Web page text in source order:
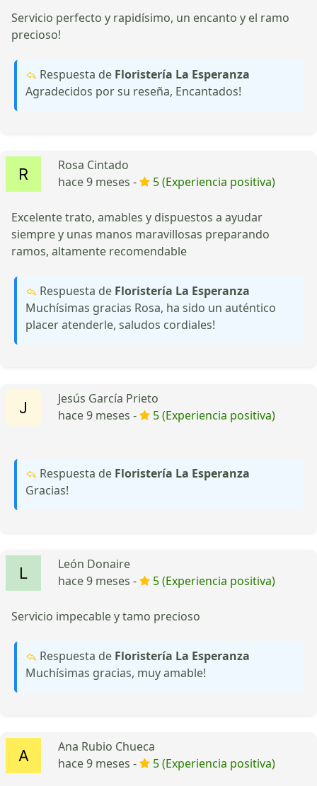
Servicio perfecto y rapidísimo, un encanto y el ramo
precioso!
Respuesta de Floristería La Esperanza
Agradecidos por su reseña, Encantados!
Rosa Cintado
hace 9 meses -
5 (Experiencia positiva)
Excelente trato, amables y dispuestos a ayudar
siempre y unas manos maravillosas preparando
ramos, altamente recomendable
Respuesta de Floristería La Esperanza
Muchísimas gracias Rosa, ha sido un auténtico
placer atenderle, saludos cordiales!
Jesús García Prieto
hace 9 meses -
5 (Experiencia positiva)
Respuesta de Floristería La Esperanza
Gracias!
León Donaire
hace 9 meses -
5 (Experiencia positiva)
Servicio impecable y tamo precioso
Respuesta de Floristería La Esperanza
Muchísimas gracias, muy amable!
Ana Rubio Chueca
hace 9 meses -
5 (Experiencia positiva)